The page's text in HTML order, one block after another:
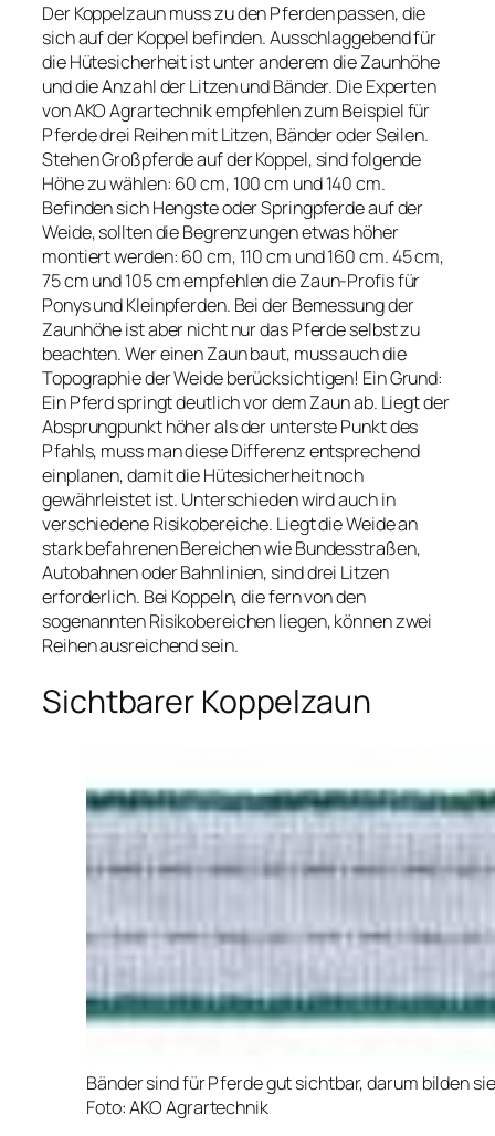
Der Koppelzaun muss zu den Pferden passen, die
sich auf der Koppel befinden. Ausschlaggebend für
die Hütesicherheit ist unter anderem die Zaunhöhe
und die Anzahl der Litzen und Bänder. Die Experten
von AKO Agrartechnik empfehlen zum Beispiel für
Pferde drei Reihen mit Litzen, Bänder oder Seilen.
Stehen Großpferde auf der Koppel, sind folgende
Höhe zu wählen: 60 cm, 100 cm und 140 cm.
Befinden sich Hengste oder Springpferde auf der
Weide, sollten die Begrenzungen etwas höher
montiert werden: 60 cm, 110 cm und 160 cm. 45 cm,
75 cm und 105 cm empfehlen die Zaun-Profis für
Ponys und Kleinpferden. Bei der Bemessung der
Zaunhöhe ist aber nicht nur das Pferde selbst zu
beachten. Wer einen Zaun baut, muss auch die
Topographie der Weide berücksichtigen! Ein Grund:
Ein Pferd springt deutlich vor dem Zaun ab. Liegt der
Absprungpunkt höher als der unterste Punkt des
Pfahls, muss man diese Differenz entsprechend
einplanen, damit die Hütesicherheit noch
gewährleistet ist. Unterschieden wird auch in
verschiedene Risikobereiche. Liegt die Weide an
stark befahrenen Bereichen wie Bundesstraßen,
Autobahnen oder Bahnlinien, sind drei Litzen
erforderlich. Bei Koppeln, die fern von den
sogenannten Risikobereichen liegen, können zwei
Reihen ausreichend sein.
Sichtbarer Koppelzaun
Bänder sind für Pferde gut sichtbar, darum bilden
Foto: AKO Agrartechnik